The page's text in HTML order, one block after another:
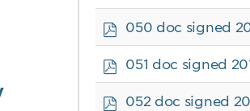
p
050 doc signed
p
051 doc signed
p
052 doc signed